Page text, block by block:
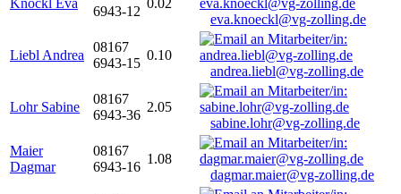
Knöckl Eva
6943-12
0.02
eva.knoeckl@vg-zolling.de
Liebl Andrea
08167
6943-15
0.10
andrea.liebl@vg-zolling.de
Lohr Sabine
08167
6943-36
2.05
sabine.lohr@vg-zolling.de
Maier
Dagmar
08167
6943-16
1.08
dagmar.maier@vg-zolling.de